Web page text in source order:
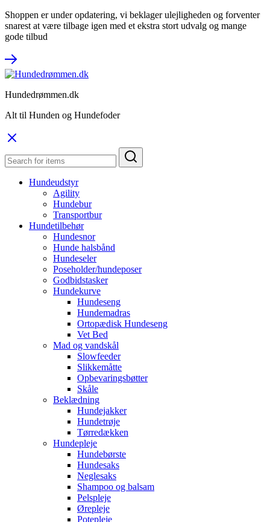
Shoppen er under opdatering, vi beklager ulejligheden og forventer
snarest at være tilbage igen med et ekstra stort udvalg og mange
gode tilbud
Hundedrømmen.dk
Alt til Hunden og Hundefoder
Hundeudstyr
Agility
Hundebur
Transportbur
Hundetilbehør
Hundesnor
Hunde halsbånd
Hundeseler
Poseholder/hundeposer
Godbidstasker
Hundekurve
Hundeseng
Hundemadras
Ortopædisk Hundeseng
Vet Bed
Mad og vandskål
Slowfeeder
Slikkemåtte
Opbevaringsbøtter
Skåle
Beklædning
Hundejakker
Hundetrøje
Tørredækken
Hundepleje
Hundebørste
Hundesaks
Neglesaks
Shampoo og balsam
Pelspleje
Ørepleje
Potepleje